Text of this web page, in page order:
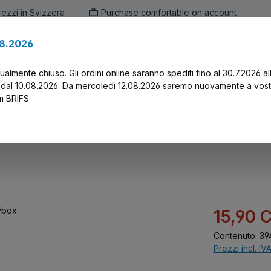
in Svizzera Purchase comfortable on account
Prezzo di
15,90
Contenuto:
Prezzi incl.
chiuso. Gli ordini online saranno spediti fino al 30.7.2026
10.08.2026. Da mercoledì 12.08.2026 saremo nuovamente a
BRIFS